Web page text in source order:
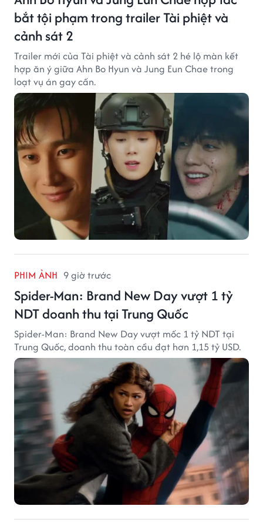
bắt tội phạm trong trailer Tài phiệt và
cảnh sát 2
Trailer mới của Tài phiệt và cảnh sát 2 hé lộ màn kết
hợp ăn ý giữa Ahn Bo Hyun và Jung Eun Chae trong
loạt vụ án gay cấn.
PHIM ẢNH 9 giờ trước
Spider-Man: Brand New Day vượt 1 tỷ
NDT doanh thu tại Trung Quốc
Spider-Man: Brand New Day vượt mốc 1 tỷ NDT tại
Trung Quốc, doanh thu toàn cầu đạt hơn 1,15 tỷ USD.